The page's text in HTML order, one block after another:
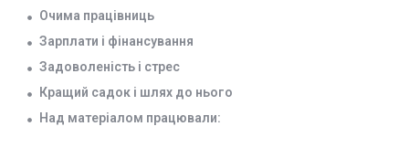
Очима працівниць
Зарплати і фінансування
Задоволеність і стрес
Кращий садок і шлях до нього
Над матеріалом працювали: